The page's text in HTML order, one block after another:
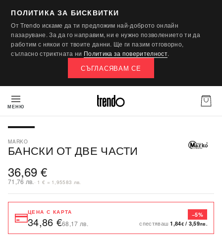
ПОЛИТИКА ЗА БИСКВИТКИ
От Trendo искаме да ти предложим най-доброто онлайн
пазаруване. За да го направим, ни е нужно позволението ти да
работим с някои от твоите данни. Ще ги пазим отговорно,
съгласно стриктната ни Политика за поверителност.
СЪГЛАСЯВАМ СЕ
МЕНЮ
MARKO
БАНСКИ ОТ ДВЕ ЧАСТИ
36,69 €
71,76 лв. · 1 € = 1,95583 лв.
ЦЕНА С КАРТА
34,86 €68,17 лв.
−5%
спестяваш1,84€/ 3,59лв.